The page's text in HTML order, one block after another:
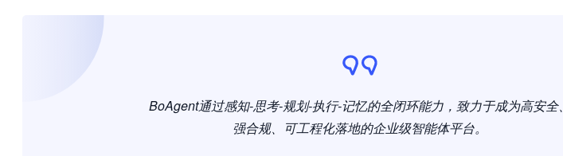
BoAgent通过感知-思考-规划-执行-记忆的全闭环能力，致力于成为高安全、
强合规、可工程化落地的企业级智能体平台。